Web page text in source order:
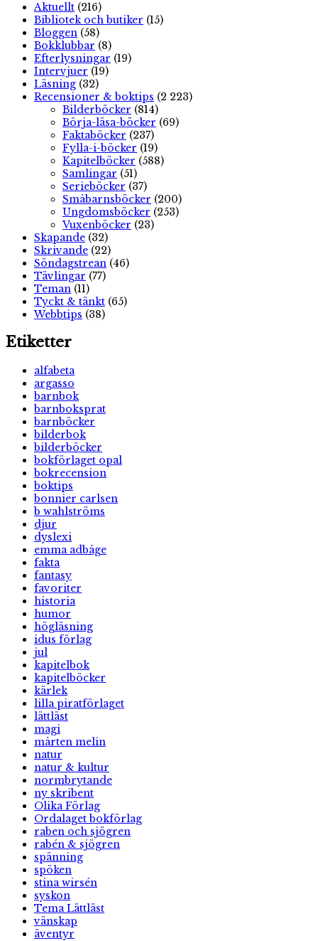
Aktuellt (216)
Bibliotek och butiker (15)
Bloggen (58)
Bokklubbar (8)
Efterlysningar (19)
Intervjuer (19)
Läsning (32)
Recensioner & boktips (2 223)
Bilderböcker (814)
Börja-läsa-böcker (69)
Faktaböcker (237)
Fylla-i-böcker (19)
Kapitelböcker (588)
Samlingar (51)
Serieböcker (37)
Småbarnsböcker (200)
Ungdomsböcker (253)
Vuxenböcker (23)
Skapande (32)
Skrivande (22)
Söndagstrean (46)
Tävlingar (77)
Teman (11)
Tyckt & tänkt (65)
Webbtips (38)
Etiketter
alfabeta
argasso
barnbok
barnboksprat
barnböcker
bilderbok
bilderböcker
bokförlaget opal
bokrecension
boktips
bonnier carlsen
b wahlströms
djur
dyslexi
emma adbåge
fakta
fantasy
favoriter
historia
humor
högläsning
idus förlag
jul
kapitelbok
kapitelböcker
kärlek
lilla piratförlaget
lättläst
magi
mårten melin
natur
natur & kultur
normbrytande
ny skribent
Olika Förlag
Ordalaget bokförlag
raben och sjögren
rabén & sjögren
spänning
spöken
stina wirsén
syskon
Tema Lättläst
vänskap
äventyr